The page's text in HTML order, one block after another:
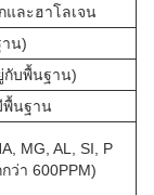
และฮาโลเจน
น)
กับพื้นฐาน)
พื้นฐาน
MG, AL, SI, P
ว่า 600PPM)